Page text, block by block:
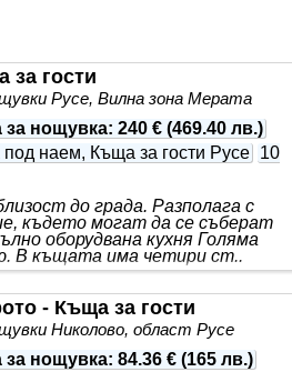
за гости
Русе, Вилна зона Мерата
за нощувка: 240 € (469.40 лв.)
под наем, Къща за гости Русе 10
до града. Разполага с
където могат да се съберат
оборудвана кухня Голяма
В къщата има четири ст..
- Къща за гости
Николово, област Русе
за нощувка: 84.36 € (165 лв.)